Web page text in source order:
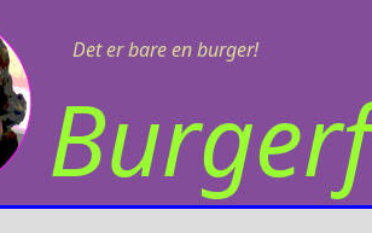
Det er bare en burger!